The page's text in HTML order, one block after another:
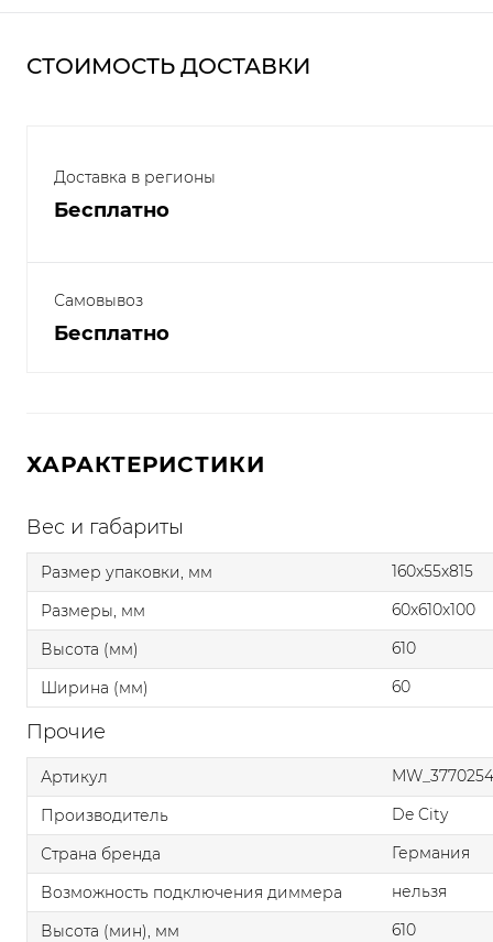
СТОИМОСТЬ ДОСТАВКИ
Доставка в регионы
Бесплатно
Самовывоз
Бесплатно
ХАРАКТЕРИСТИКИ
Вес и габариты
Размер упаковки, мм
160x55x815
Размеры, мм
60x610x100
Высота (мм)
610
Ширина (мм)
60
Прочие
Артикул
Производитель
De City
Страна бренда
Германия
Возможность подключения диммера
нельзя
Высота (мин), мм
610